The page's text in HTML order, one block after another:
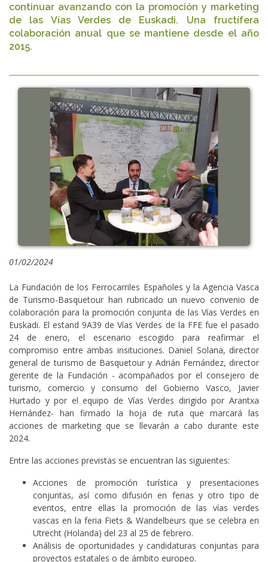
continuar avanzando con la promoción y marketing
de las Vías Verdes de Euskadi. Una fructífera
colaboración anual que se mantiene desde el año
2015.
01/02/2024
La Fundación de los Ferrocarriles Españoles y la Agencia Vasca
de Turismo-Basquetour han rubricado un nuevo convenio de
colaboración para la promoción conjunta de las Vías Verdes en
Euskadi. El estand 9A39 de Vías Verdes de la FFE fue el pasado
24 de enero, el escenario escogido para reafirmar el
compromiso entre ambas insituciones. Daniel Solana, director
general de turismo de Basquetour y Adrián Fernández, director
gerente de la Fundación - acompañados por el consejero de
turismo, comercio y consumo del Gobierno Vasco, Javier
Hurtado y por el equipo de Vías Verdes dirigido por Arantxa
Hernández- han firmado la hoja de ruta que marcará las
acciones de marketing que se llevarán a cabo durante este
2024.
Entre las acciones previstas se encuentran las siguientes:
Acciones de promoción turística y presentaciones
conjuntas, así como difusión en ferias y otro tipo de
eventos, entre ellas la promoción de las vías verdes
vascas en la feria Fiets & Wandelbeurs que se celebra en
Utrecht (Holanda) del 23 al 25 de febrero.
Análisis de oportunidades y candidaturas conjuntas para
proyectos estatales o de ámbito europeo.